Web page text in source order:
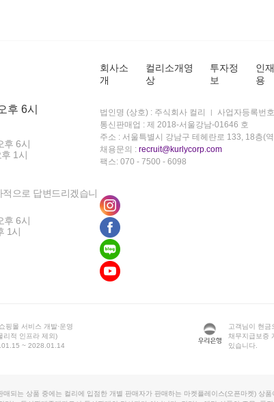
후 6시
후 6시
1시
으로 답변드리겠습니
후 6시
1시
회사소
개
컬리소개영
상
투자정
보
인
용
법인명 (상호) : 주식회사 컬리 사업자등록번
통신판매업 : 제 2018-서울강남-01646 호
주소 : 서울특별시 강남구 테헤란로 133, 18층(
채용문의 : recruit@kurlycorp.com
팩스: 070 - 7500 - 6098
핑몰 서비스 개발·운영
리적 인프라 제외)
~ 2028.01.14
고객님이 현금
채무지급보증
있습니다.
매되는 상품 중에는 컬리에 입점한 개별 판매자가 판매하는 마켓플레이스(오픈마켓) 상품